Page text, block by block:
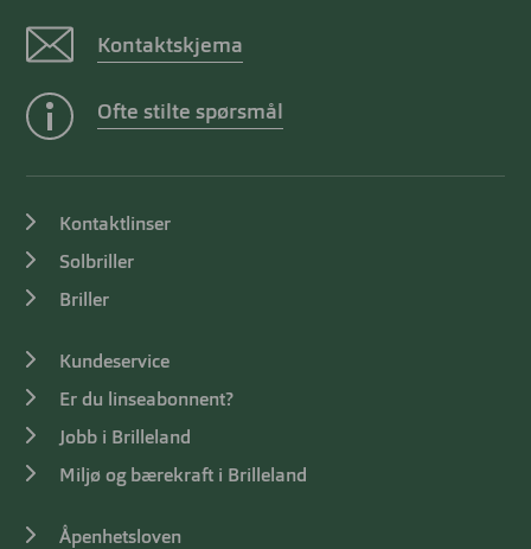
Kontaktskjema
Ofte stilte spørsmål
Kontaktlinser
Solbriller
Briller
Kundeservice
Er du linseabonnent?
Jobb i Brilleland
Miljø og bærekraft i Brilleland
Åpenhetsloven